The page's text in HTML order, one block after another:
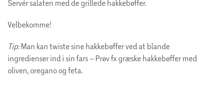
Servér salaten med de grillede hakkebøffer.
Velbekomme!
Tip:Man kan twiste sine hakkebøffer ved at blande
ingredienser ind i sin fars – Prøv fx græske hakkebøffer med
oliven, oregano og feta.